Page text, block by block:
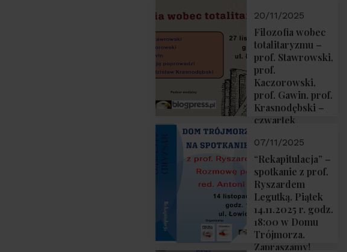
Sobolewski – 4
grudnia 2025 r.
godz. 18:00.
20/11/2025
Filozofia wobec
totalitaryzmu –
prof. Stawrowski,
prof.
Kaczorowski,
prof. Gawin, prof.
Krasnodębski –
czwartek
18:00
07/11/2025
“Rekapitulacja” –
spotkanie z prof.
Ryszardem
Legutką. Piątek
14.11.2025 r. godz.
18:00 w Domu
Trójmorza.
Zapraszamy!